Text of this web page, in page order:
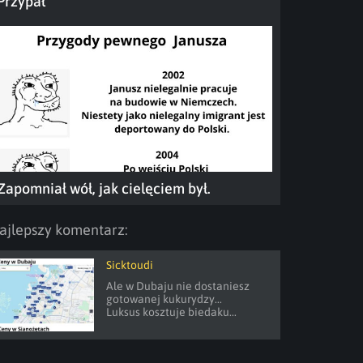
wół, jak cielęciem był.
komentarz:
Sicktoudi
Ale w Dubaju nie dostaniesz
gotowanej kukurydzy...
Luksus kosztuje biedaku...